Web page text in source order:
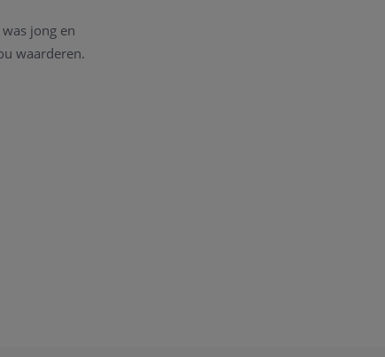
jong en
waarderen.
zich heeft